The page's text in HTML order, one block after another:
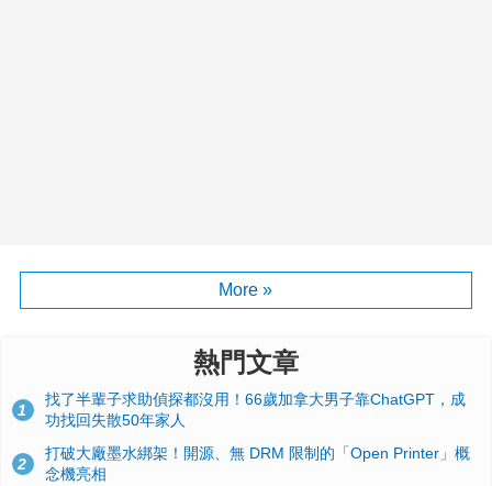
More »
熱門文章
1
找了半輩子求助偵探都沒用！66歲加拿大男子靠ChatGPT，成
功找回失散50年家人
2
打破大廠墨水綁架！開源、無 DRM 限制的「Open Printer」概
念機亮相